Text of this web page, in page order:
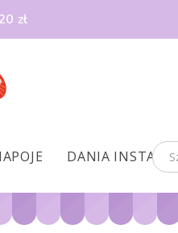
zł
DANIA INSTANT